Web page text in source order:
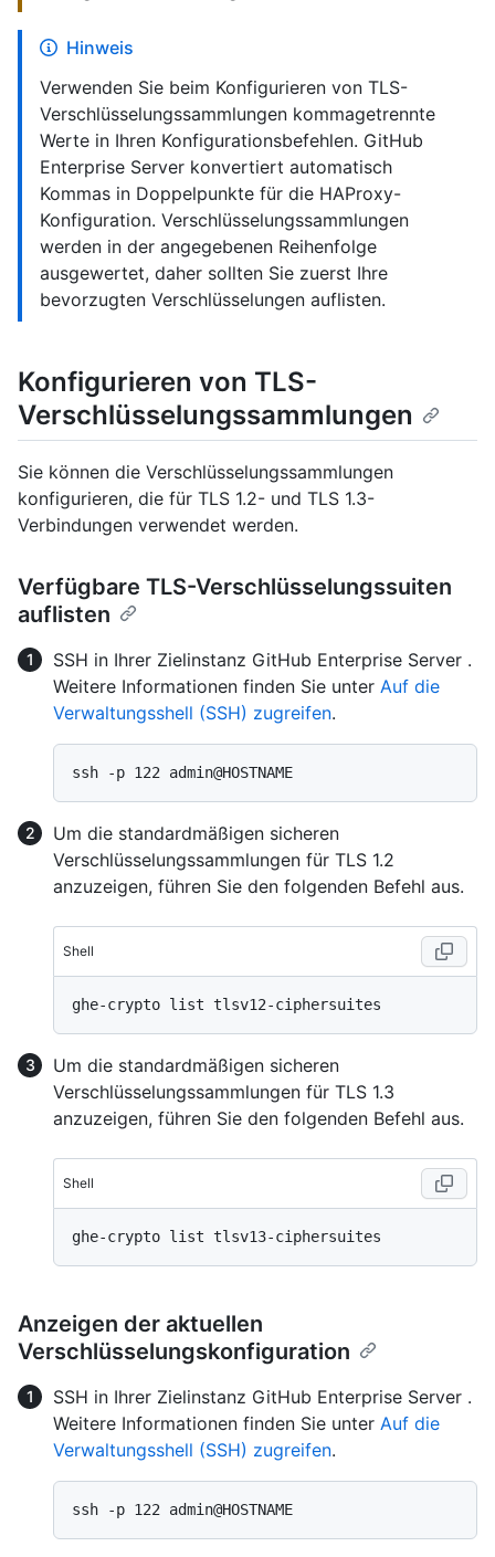
Hinweis
Verwenden Sie beim Konfigurieren von TLS-
Verschlüsselungssammlungen kommagetrennte
Werte in Ihren Konfigurationsbefehlen. GitHub
Enterprise Server konvertiert automatisch
Kommas in Doppelpunkte für die HAProxy-
Konfiguration. Verschlüsselungssammlungen
werden in der angegebenen Reihenfolge
ausgewertet, daher sollten Sie zuerst Ihre
bevorzugten Verschlüsselungen auflisten.
Konfigurieren von TLS-
Verschlüsselungssammlungen
Sie können die Verschlüsselungssammlungen
konfigurieren, die für TLS 1.2- und TLS 1.3-
Verbindungen verwendet werden.
Verfügbare TLS-Verschlüsselungssuiten
auflisten
SSH in Ihrer Zielinstanz GitHub Enterprise Server .
Weitere Informationen finden Sie unter Auf die
Verwaltungsshell (SSH) zugreifen.
Um die standardmäßigen sicheren
Verschlüsselungssammlungen für TLS 1.2
anzuzeigen, führen Sie den folgenden Befehl aus.
Shell
Um die standardmäßigen sicheren
Verschlüsselungssammlungen für TLS 1.3
anzuzeigen, führen Sie den folgenden Befehl aus.
Shell
Anzeigen der aktuellen
Verschlüsselungskonfiguration
SSH in Ihrer Zielinstanz GitHub Enterprise Server .
Weitere Informationen finden Sie unter Auf die
Verwaltungsshell (SSH) zugreifen.